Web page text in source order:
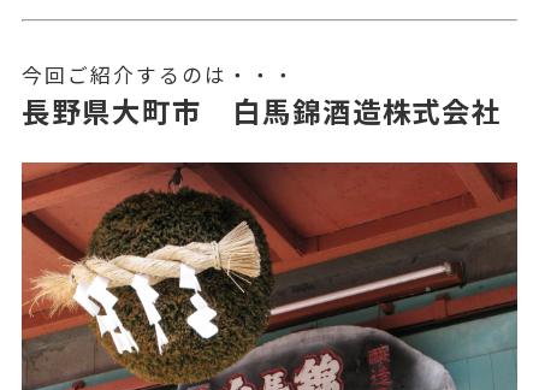
今回ご紹介するのは・・・
長野県大町市 白馬錦酒造株式会社